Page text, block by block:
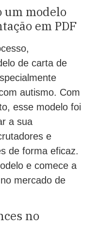
um modelo
em PDF
de carta de
autismo. Com
esse modelo foi
a sua
e
de forma eficaz.
e comece a
mercado de
no